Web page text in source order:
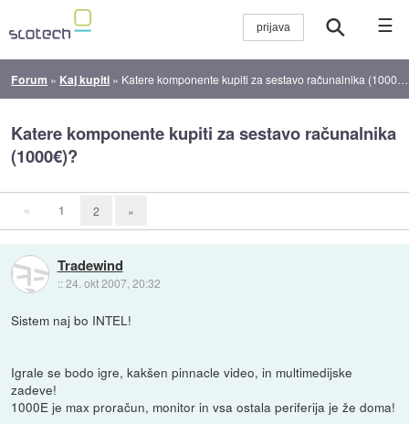
☰
Forum » Kaj kupiti » Katere komponente kupiti za sestavo računalnika (1000€)?
Katere komponente kupiti za sestavo računalnika
(1000€)?
« 1 2 »
Tradewind
::24. okt 2007, 20:32
Sistem naj bo INTEL!
Igrale se bodo igre, kakšen pinnacle video, in multimedijske
zadeve!
1000E je max proračun, monitor in vsa ostala periferija je že doma!